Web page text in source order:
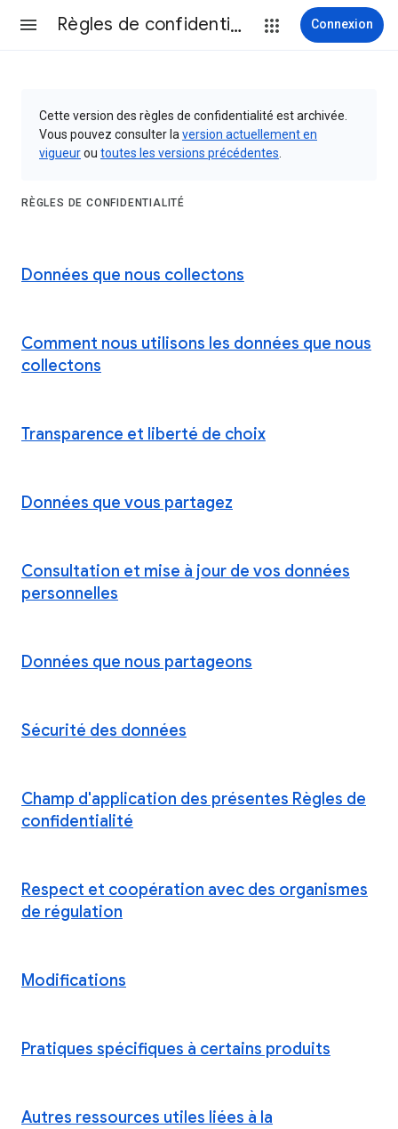
Règles de confidentialité et conditions d’utilisation Connexion
Cette version des règles de confidentialité est archivée.
Vous pouvez consulter la version actuellement en
vigueurou toutes les versions précédentes
RÈGLES DE CONFIDENTIALITÉ
Données que nous collectons
Comment nous utilisons les données que nous
collectons
Transparence et liberté de choix
Données que vous partagez
Consultation et mise à jour de vos données
personnelles
Données que nous partageons
Sécurité des données
Champ d'application des présentes Règles de
confidentialité
Respect et coopération avec des organismes
de régulation
Modifications
Pratiques spécifiques à certains produits
Autres ressources utiles liées à la